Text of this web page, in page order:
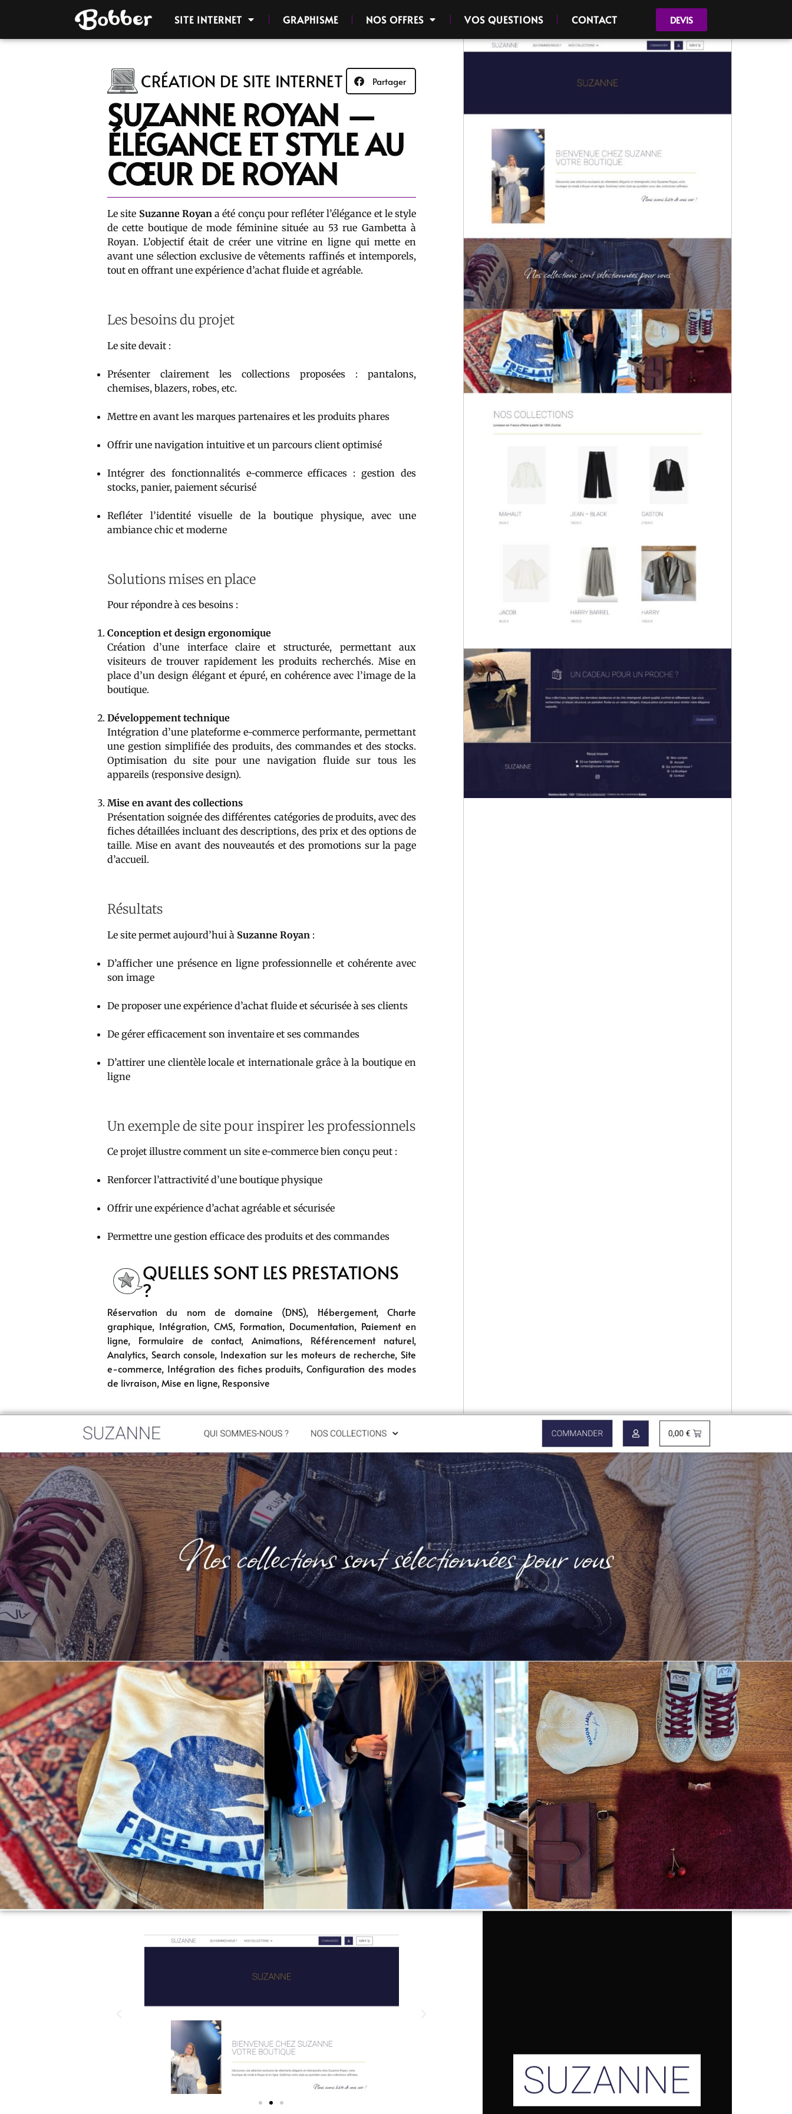
SITE INTERNET GRAPHISME NOS OFFRES VOS QUESTIONS CONTACT DEVIS
CRÉATION DE SITE INTERNET Partager
SUZANNE ROYAN —
ÉLÉGANCE ET STYLE AU
CŒUR DE ROYAN
Le site Suzanne Royana été conçu pour refléter l’élégance et le style
de cette boutique de mode féminine située au 53 rue Gambetta à
Royan. L’objectif était de créer une vitrine en ligne qui mette en
avant une sélection exclusive de vêtements raffinés et intemporels,
tout en offrant une expérience d’achat fluide et agréable.
Les besoins du projet
Le site devait :
Présenter clairement les collections proposées : pantalons,
chemises, blazers, robes, etc.
Mettre en avant les marques partenaires et les produits phares
Offrir une navigation intuitive et un parcours client optimisé
Intégrer des fonctionnalités e-commerce efficaces : gestion des
stocks, panier, paiement sécurisé
Refléter l’identité visuelle de la boutique physique, avec une
ambiance chic et moderne
Solutions mises en place
Pour répondre à ces besoins :
Conception et design ergonomique
Création d’une interface claire et structurée, permettant aux
visiteurs de trouver rapidement les produits recherchés. Mise en
place d’un design élégant et épuré, en cohérence avec l’image de la
boutique.
Développement technique
Intégration d’une plateforme e-commerce performante, permettant
une gestion simplifiée des produits, des commandes et des stocks.
Optimisation du site pour une navigation fluide sur tous les
appareils (responsive design).
Mise en avant des collections
Présentation soignée des différentes catégories de produits, avec des
fiches détaillées incluant des descriptions, des prix et des options de
taille. Mise en avant des nouveautés et des promotions sur la page
d’accueil.
Résultats
Le site permet aujourd’hui à Suzanne Royan :
D’afficher une présence en ligne professionnelle et cohérente avec
son image
De proposer une expérience d’achat fluide et sécurisée à ses clients
De gérer efficacement son inventaire et ses commandes
D’attirer une clientèle locale et internationale grâce à la boutique en
ligne
Un exemple de site pour inspirer les professionnels
Ce projet illustre comment un site e-commerce bien conçu peut :
Renforcer l’attractivité d’une boutique physique
Offrir une expérience d’achat agréable et sécurisée
Permettre une gestion efficace des produits et des commandes
QUELLES SONT LES PRESTATIONS
?
Réservation du nom de domaine (DNS), Hébergement, Charte
graphique, Intégration, CMS, Formation, Documentation, Paiement en
ligne, Formulaire de contact, Animations, Référencement naturel,
Analytics, Search console, Indexation sur les moteurs de recherche, Site
e-commerce, Intégration des fiches produits, Configuration des modes
de livraison, Mise en ligne, Responsive